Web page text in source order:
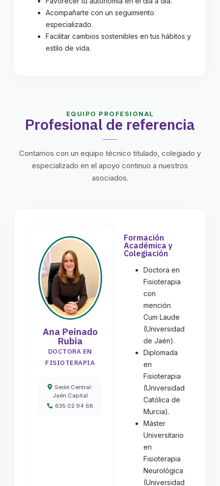
Acompañarte con un seguimiento
especializado.
Facilitar cambios sostenibles en tus hábitos y
estilo de vida.
EQUIPO PROFESIONAL
Profesional de referencia
Contamos con un equipo técnico titulado, colegiado y
especializado en el apoyo continuo a nuestros
asociados.
Ana Peinado
Rubia
DOCTORA EN
FISIOTERAPIA
Sede Central:
Jaén Capital
635 02 94 68
Formación
Académica y
Colegiación
Doctora en
Fisioterapia
con
mención
Cum Laude
(Universidad
de Jaén).
Diplomada
en
Fisioterapia
(Universidad
Católica de
Murcia).
Máster
Universitario
en
Fisioterapia
Neurológica
(Universidad